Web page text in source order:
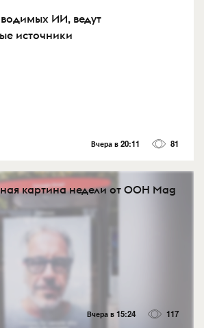
ИИ, ведут
источники
Вчера в 20:11 81
картина недели от OOH Mag
Вчера в 15:24 117